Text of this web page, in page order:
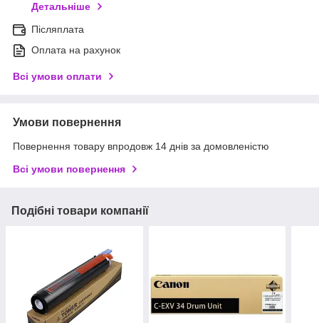
Детальніше
Післяплата
Оплата на рахунок
Всі умови оплати
Умови повернення
Повернення товару впродовж 14 днів за домовленістю
Всі умови повернення
Подібні товари компанії